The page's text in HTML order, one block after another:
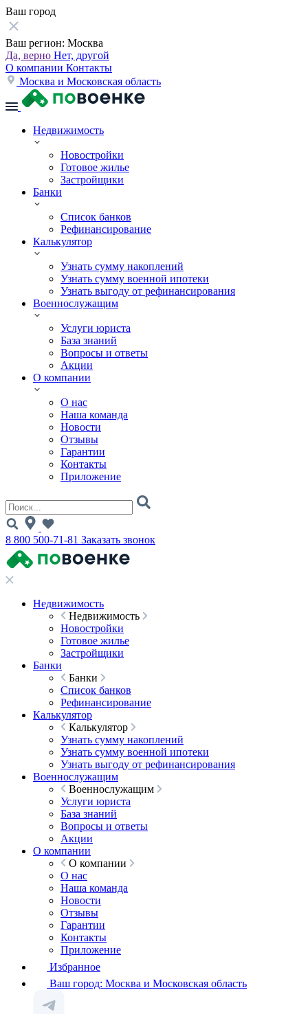
Ваш город
Ваш регион: Москва
Да, верно Нет, другой
О компании Контакты
Москва и Московская область
Недвижимость
Новостройки
Готовое жилье
Застройщики
Банки
Список банков
Рефинансирование
Калькулятор
Узнать сумму накоплений
Узнать сумму военной ипотеки
Узнать выгоду от рефинансирования
Военнослужащим
Услуги юриста
База знаний
Вопросы и ответы
Акции
О компании
О нас
Наша команда
Новости
Отзывы
Гарантии
Контакты
Приложение
8 800 500-71-81 Заказать звонок
Недвижимость
Недвижимость
Новостройки
Готовое жилье
Застройщики
Банки
Банки
Список банков
Рефинансирование
Калькулятор
Калькулятор
Узнать сумму накоплений
Узнать сумму военной ипотеки
Узнать выгоду от рефинансирования
Военнослужащим
Военнослужащим
Услуги юриста
База знаний
Вопросы и ответы
Акции
О компании
О компании
О нас
Наша команда
Новости
Отзывы
Гарантии
Контакты
Приложение
Избранное
Ваш город: Москва и Московская область